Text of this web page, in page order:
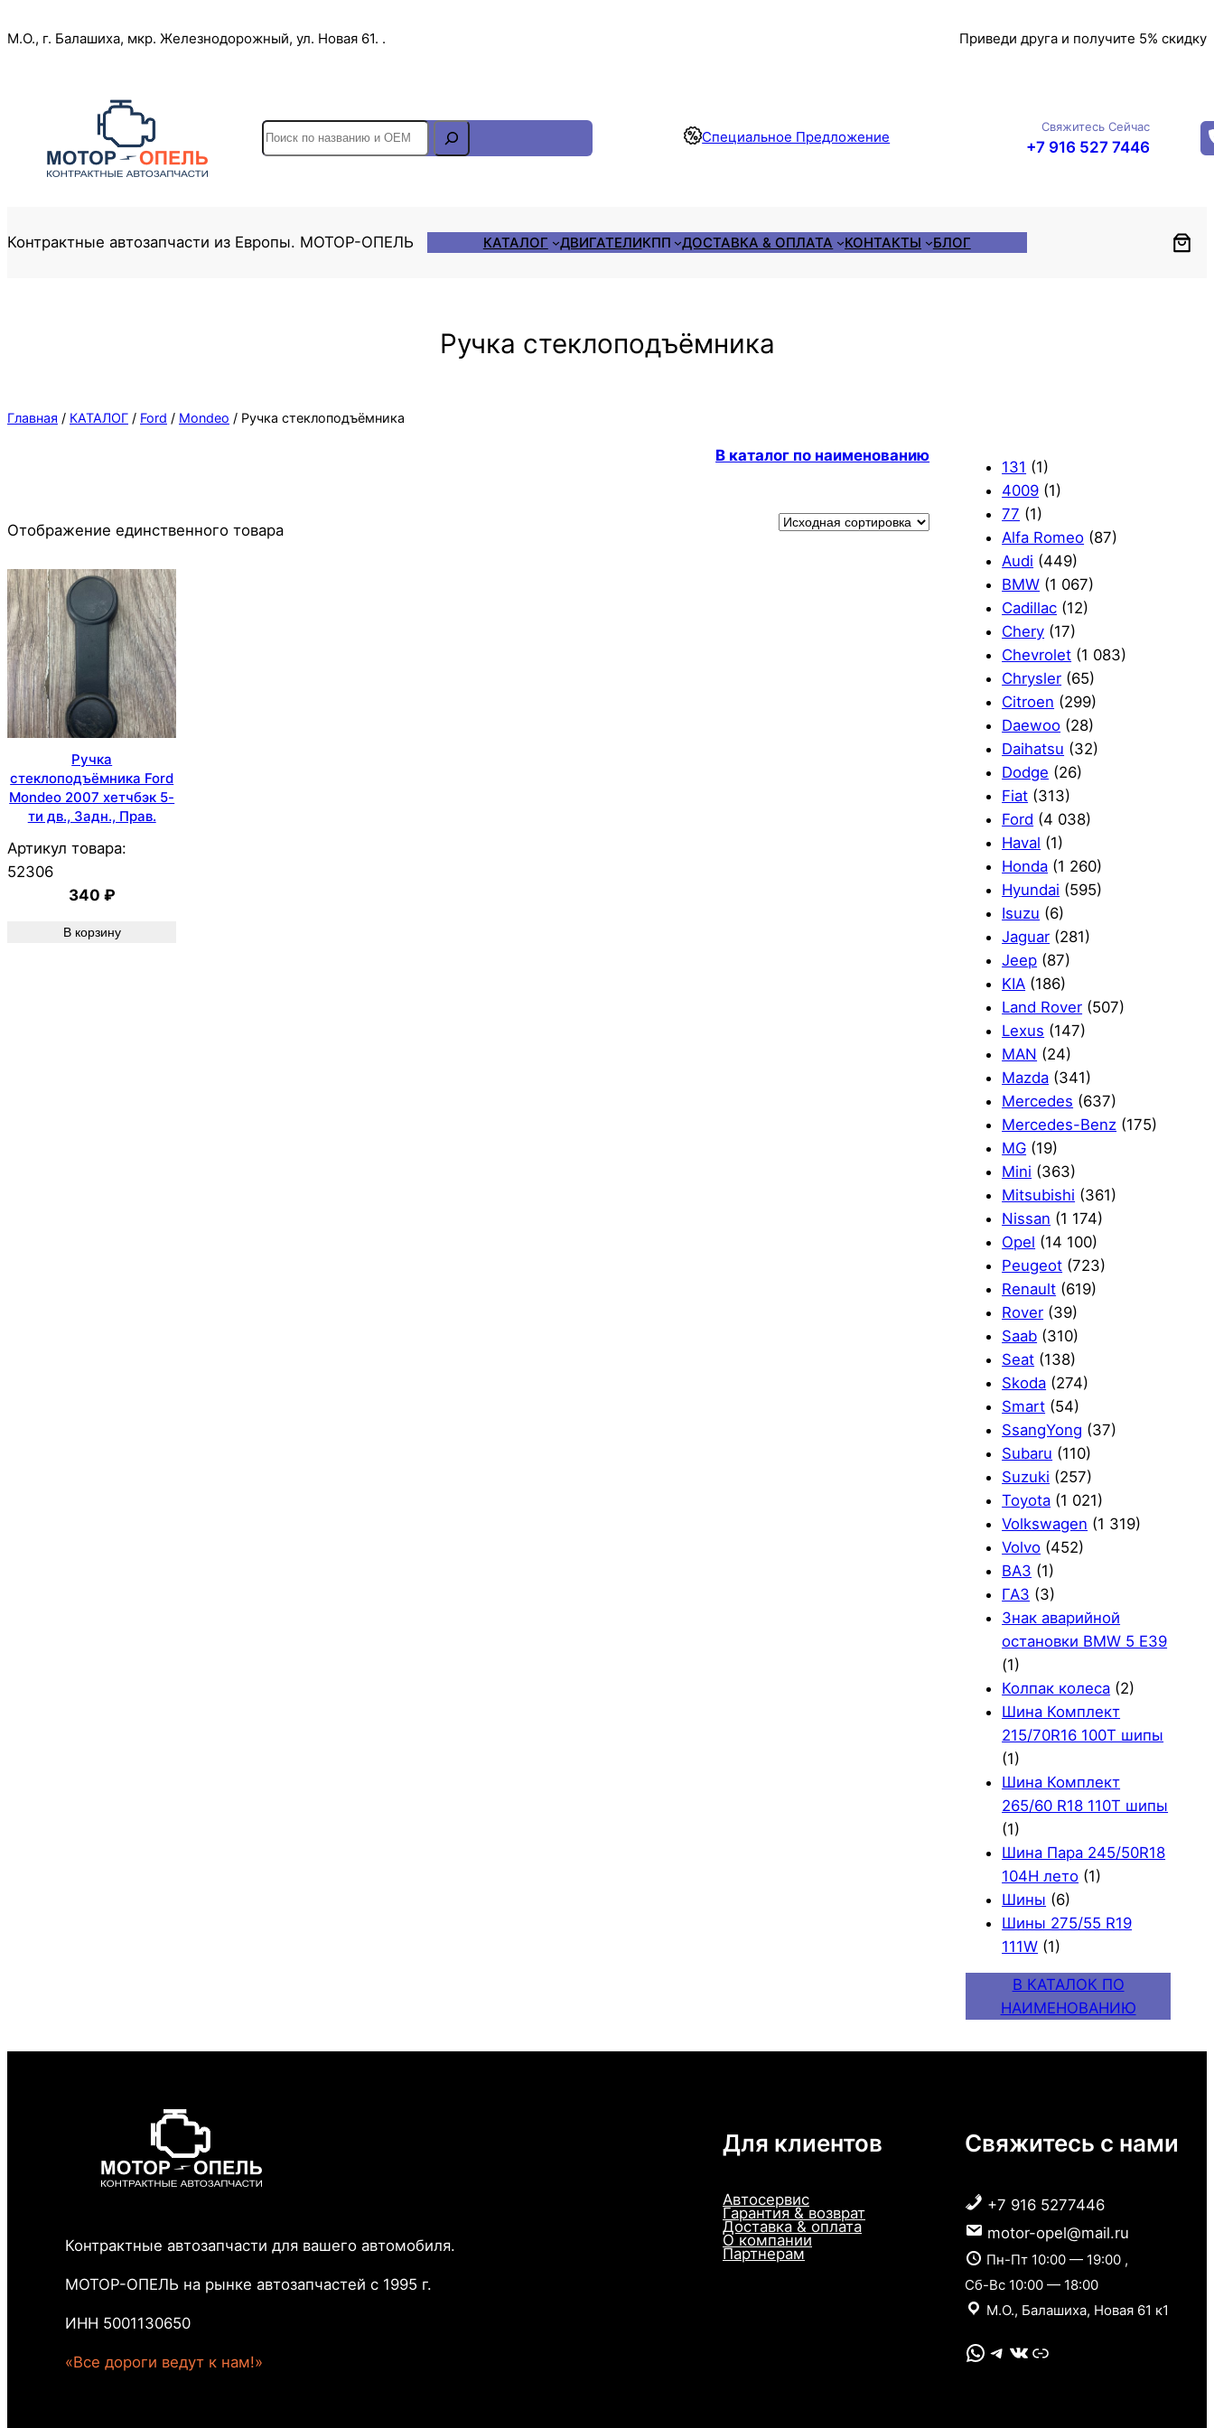
к
М.О., г. Балашиха, мкр. Железнодорожный, ул. Новая 61. . Приведи друга и получите 5% скидку
S
e
h
Специальное Предложение
Свяжитесь Сейчас
+7 916 527 7446
Контрактные автозапчасти из Европы. МОТОР-ОПЕЛЬ КАТАЛОГ ДВИГАТЕЛИКПП ДОСТАВКА & ОПЛАТА КОНТАКТЫ БЛОГ
Ручка стеклоподъёмника
Главная / КАТАЛОГ / Ford / Mondeo / Ручка стеклоподъёмника
В каталог по наименованию
Отображение единственного товара
Ручка
стеклоподъёмника Ford
Mondeo 2007 хетчбэк 5-
ти дв., Задн., Прав.
Артикул товара:
52306
340 ₽
В корзину
131 (1)
4009 (1)
77 (1)
Alfa Romeo (87)
Audi (449)
BMW (1 067)
Cadillac (12)
Chery (17)
Chevrolet (1 083)
Chrysler (65)
Citroen (299)
Daewoo (28)
Daihatsu (32)
Dodge (26)
Fiat (313)
Ford (4 038)
Haval (1)
Honda (1 260)
Hyundai (595)
Isuzu (6)
Jaguar (281)
Jeep (87)
KIA (186)
Land Rover (507)
Lexus (147)
MAN (24)
Mazda (341)
Mercedes (637)
Mercedes-Benz (175)
MG (19)
Mini (363)
Mitsubishi (361)
Nissan (1 174)
Opel (14 100)
Peugeot (723)
Renault (619)
Rover (39)
Saab (310)
Seat (138)
Skoda (274)
Smart (54)
SsangYong (37)
Subaru (110)
Suzuki (257)
Toyota (1 021)
Volkswagen (1 319)
Volvo (452)
ВАЗ (1)
ГАЗ (3)
Знак аварийной
остановки BMW 5 E39
(1)
Колпак колеса (2)
Шина Комплект
215/70R16 100T шипы
(1)
Шина Комплект
265/60 R18 110T шипы
(1)
Шина Пара 245/50R18
104H лето (1)
Шины (6)
Шины 275/55 R19
111W (1)
В КАТАЛОК ПО
НАИМЕНОВАНИЮ
Контрактные автозапчасти для вашего автомобиля.
МОТОР-ОПЕЛЬ на рынке автозапчастей с 1995 г.
ИНН 5001130650
«Все дороги ведут к нам!»
Для клиентов
Автосервис
Гарантия & возврат
Доставка & оплата
О компании
Партнерам
Свяжитесь с нами
+7 916 5277446
motor-opel@mail.ru
Пн-Пт 10:00 — 19:00 ,
Сб-Вс 10:00 — 18:00
М.О., Балашиха, Новая 61 к1
WhatsApp Telegram VK Link